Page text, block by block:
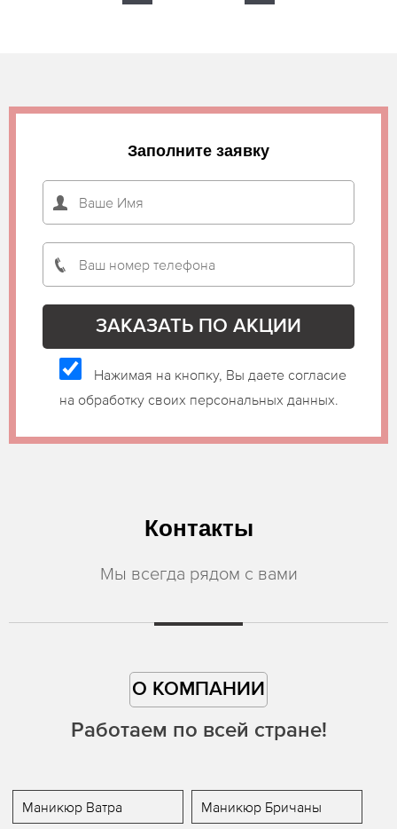
Заполните заявку
Нажимая на кнопку, Вы даете согласие
на обработку своих персональных данных.
Контакты
Мы всегда рядом с вами
О КОМПАНИИ
Работаем по всей стране!
Маникюр Ватра Маникюр Бричаны